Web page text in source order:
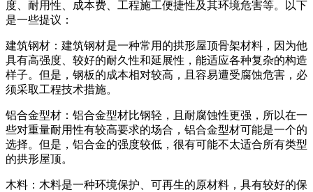
度、耐用性、成本费、工程施工便捷性及其环境危害等。以下
是一些提议：
建筑钢材：建筑钢材是一种常用的拱形屋顶骨架材料，因为他
具有高强度、较好的耐久性和延展性，能适应各种复杂的构造
样子。但是，钢板的成本相对较高，且容易遭受腐蚀危害，必
须采取工程技术措施。
铝合金型材：铝合金型材比钢轻，且耐腐蚀性更强，所以在一
些对重量耐用性有较高要求的场合，铝合金型材可能是一个的
选择。但是，铝合金的强度较低，很有可能不太适合所有类型
的拱形屋顶。
木料：木料是一种环境保护、可再生的原材料，具有较好的保